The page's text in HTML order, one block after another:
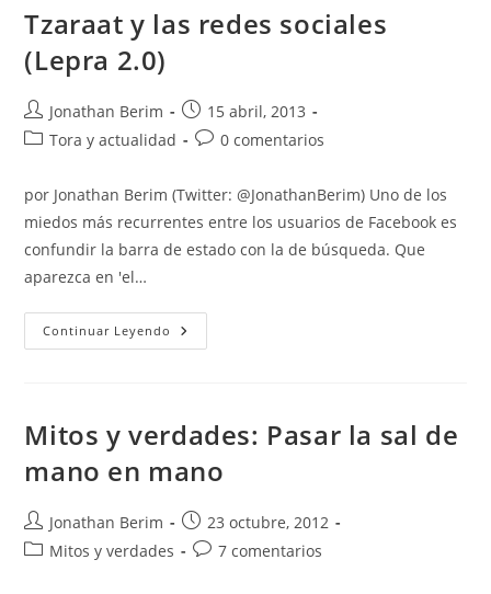
Superior?
Tzaraat y las redes sociales
(Lepra 2.0)
Autor
de
Jonathan Berim
Entrada
publicada:
15 abril, 2013
Categoría
entrada:
Tora y actualidad
Comentarios
la
entrada:
0 comentarios
por Jonathan Berim (Twitter: @JonathanBerim) Uno de los
miedos más recurrentes entre los usuarios de Facebook es
confundir la barra de estado con la de búsqueda. Que
aparezca en 'el…
Continuar Leyendo Tzaraat
Y
2.0)
Mitos y verdades: Pasar la sal de
mano en mano
Autor
de
Jonathan Berim
Entrada
publicada:
23 octubre, 2012
Categoría
Mitos y verdades
Comentarios
7 comentarios